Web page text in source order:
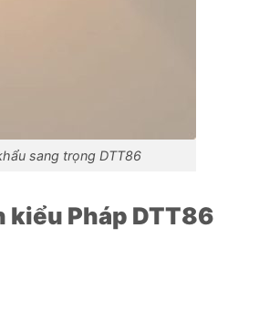
sang trọng DTT86
Pháp DTT86